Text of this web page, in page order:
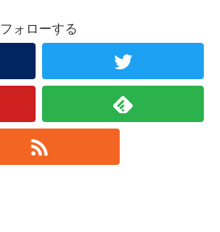
フォローする